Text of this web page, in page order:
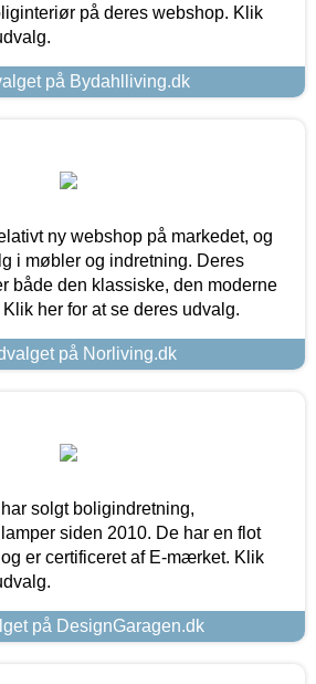
på deres webshop. Klik
på Bydahlliving.dk
ny webshop på markedet, og
i møbler og indretning. Deres
både den klassiske, den moderne
her for at se deres udvalg.
på Norliving.dk
solgt boligindretning,
siden 2010. De har en flot
er certificeret af E-mærket. Klik
på DesignGaragen.dk